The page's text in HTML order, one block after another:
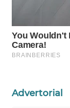
Advertorial
WAHANA
SELEB
PERSONA